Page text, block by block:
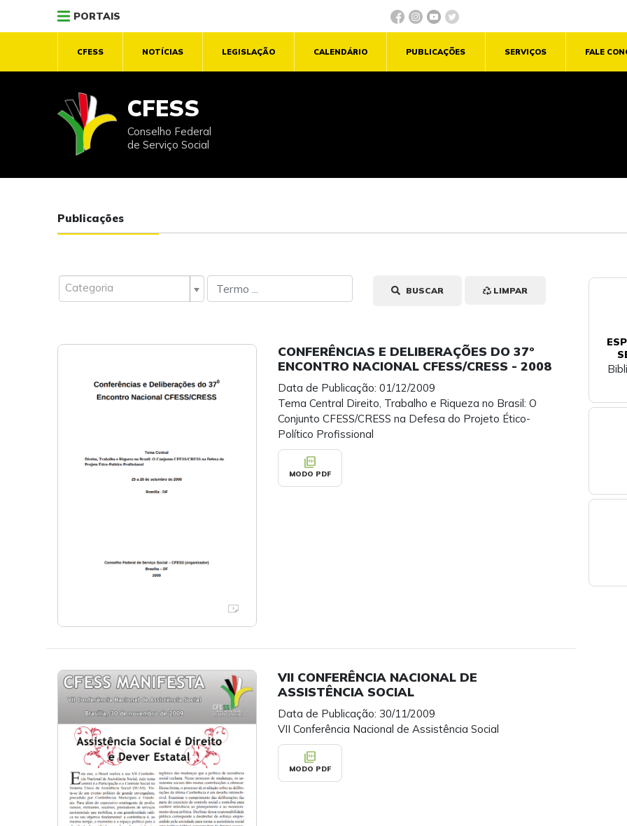
PORTAIS
CFESS NOTÍCIAS LEGISLAÇÃO CALENDÁRIO PUBLICAÇÕES SERVIÇOS FALE
CFESS
Conselho Federal
de Serviço Social
Publicações
Categoria BUSCAR LIMPAR
CONFERÊNCIAS E DELIBERAÇÕES DO 37º
ENCONTRO NACIONAL CFESS/CRESS - 2008
Data de Publicação: 01/12/2009
Tema Central Direito, Trabalho e Riqueza no Brasil: O
Conjunto CFESS/CRESS na Defesa do Projeto Ético-
Político Profissional
picture_as_pdf
MODO PDF
VII CONFERÊNCIA NACIONAL DE
ASSISTÊNCIA SOCIAL
Data de Publicação: 30/11/2009
VII Conferência Nacional de Assistência Social
picture_as_pdf
MODO PDF